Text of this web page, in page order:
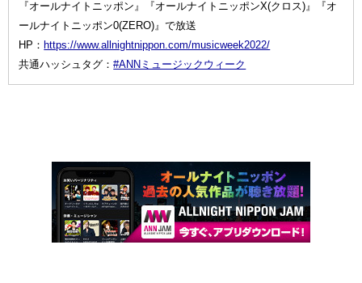
『オールナイトニッポン』『オールナイトニッポンX(クロス)』『オ
ールナイトニッポン0(ZERO)』で放送
HP： https://www.allnightnippon.com/musicweek2022/
共通ハッシュタグ：#ANNミュージックウィーク